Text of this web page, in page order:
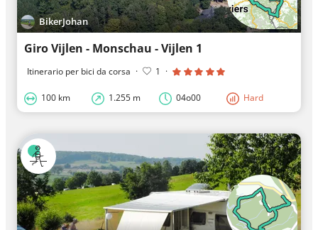
BikerJohan
Giro Vijlen - Monschau - Vijlen 1
Itinerario per bici da corsa · 1 ·
100 km 1.255 m 04o00 Hard